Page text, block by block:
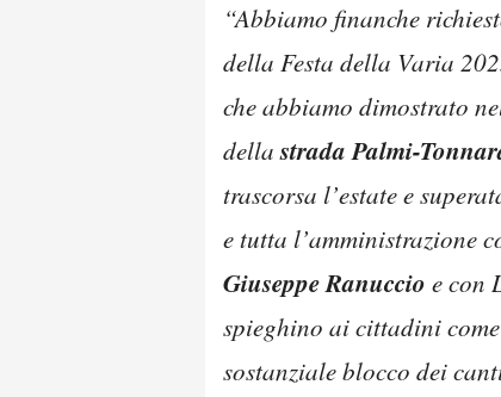
“Abbiamo finanche
della Festa della Varia
che abbiamo dimostrato
dellastrada Palmi-
trascorsa l’estate e
e tutta l’amministrazione
Giuseppe Ranuccio e con
spieghino ai cittadini
sostanziale blocco dei